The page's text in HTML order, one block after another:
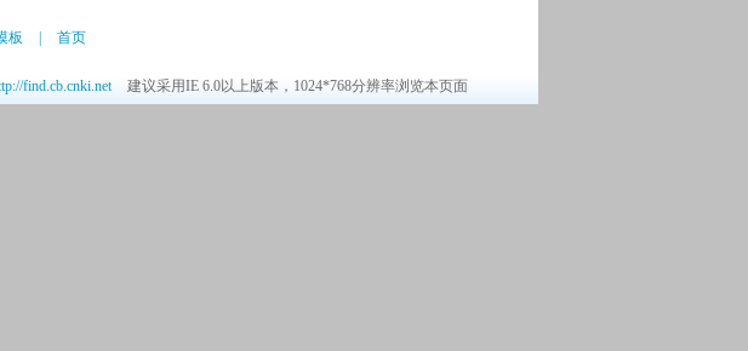
板 首页
find.cb.cnki.net 建议采用IE 6.0以上版本，1024*768分辨率浏览本页面